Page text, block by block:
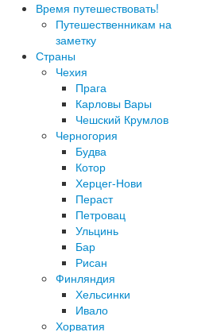
Время путешествовать!
Путешественникам на
заметку
Страны
Чехия
Прага
Карловы Вары
Чешский Крумлов
Черногория
Будва
Котор
Херцег-Нови
Пераст
Петровац
Ульцинь
Бар
Рисан
Финляндия
Хельсинки
Ивало
Хорватия